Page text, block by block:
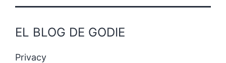
EL BLOG DE GODIE
Privacy